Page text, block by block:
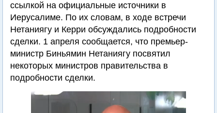
ссылкой на официальные источники в
Иерусалиме. По их словам, в ходе встречи
Нетаниягу и Керри обсуждались подробности
сделки. 1 апреля сообщается, что премьер-
министр Биньямин Нетаниягу посвятил
некоторых министров правительства в
подробности сделки.